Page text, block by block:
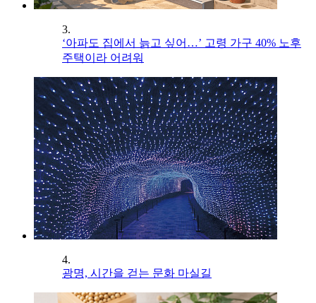
3.
‘아파도 집에서 늙고 싶어…’ 고령 가구 40% 노후
주택이라 어려워
4.
광명, 시간을 걷는 문화 마실길